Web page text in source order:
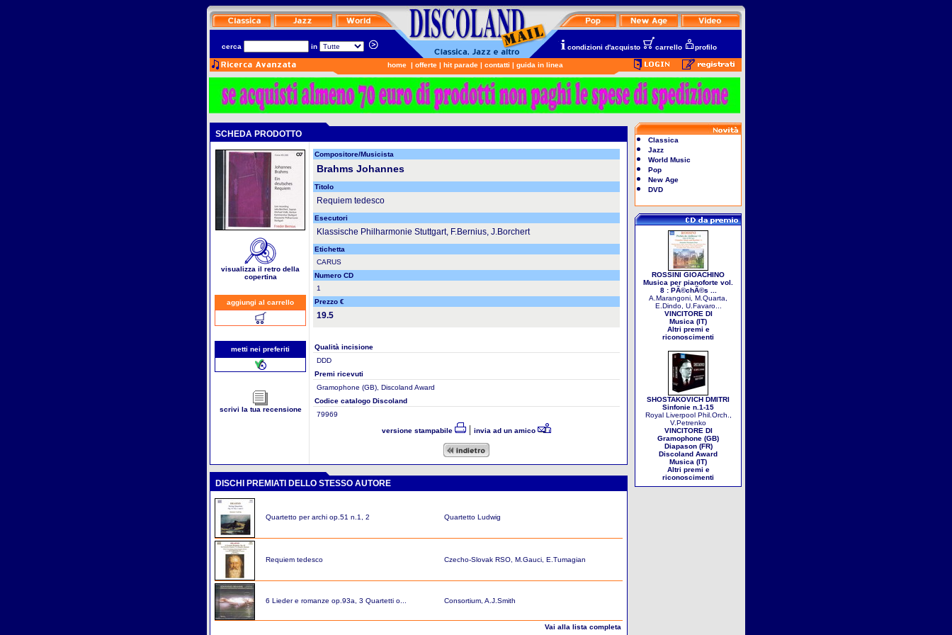
cerca in condizioni d'acquisto carrello profilo
home | offerte | hit parade | contatti | guida in linea
SCHEDA PRODOTTO
visualizza il retro della
copertina
aggiungi al carrello
metti nei preferiti
scrivi la tua recensione
Compositore/Musicista
Brahms Johannes
Titolo
Requiem tedesco
Esecutori
Klassische Philharmonie Stuttgart, F.Bernius, J.Borchert
Etichetta
CARUS
Numero CD
1
Prezzo €
19.5
Qualità incisione
DDD
Premi ricevuti
Gramophone (GB), Discoland Award
Codice catalogo Discoland
79969
versione stampabile | invia ad un amico
DISCHI PREMIATI DELLO STESSO AUTORE
Quartetto per archi op.51 n.1, 2 Quartetto Ludwig
Requiem tedesco Czecho-Slovak RSO, M.Gauci, E.Tumagian
6 Lieder e romanze op.93a, 3 Quartetti o... Consortium, A.J.Smith
Vai alla lista completa
Classica
Jazz
World Music
Pop
New Age
DVD
ROSSINI GIOACHINO
Musica per pianoforte vol.
8 : PÃ©chÃ©s ...
A.Marangoni, M.Quarta,
E.Dindo, U.Favaro...
VINCITORE DI
Musica (IT)
Altri premi e
riconoscimenti
SHOSTAKOVICH DMITRI
Sinfonie n.1-15
Royal Liverpool Phil.Orch.,
V.Petrenko
VINCITORE DI
Gramophone (GB)
Diapason (FR)
Discoland Award
Musica (IT)
Altri premi e
riconoscimenti